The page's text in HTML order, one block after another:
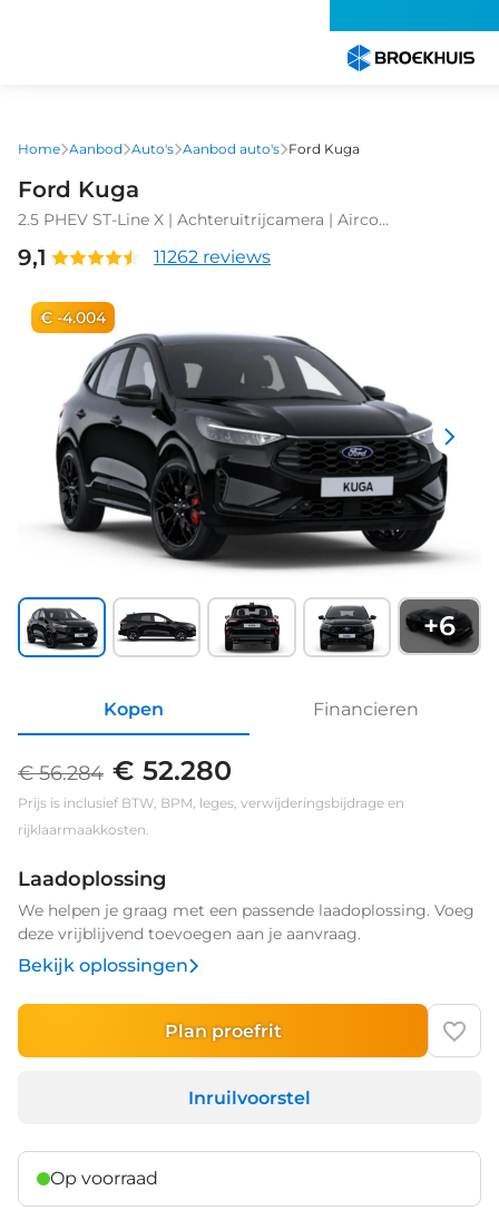
gaan
Home Aanbod Auto's Aanbod auto's Ford Kuga
Ford Kuga
2.5 PHEV ST-Line X | Achteruitrijcamera | Airco
Auto|telefoonintegratie premium
9,1 11262 reviews
€ -4.004
+6
Kopen Financieren
€ 56.284 € 52.280
Prijs is inclusief BTW, BPM, leges, verwijderingsbijdrage en
rijklaarmaakkosten.
Laadoplossing
We helpen je graag met een passende laadoplossing. Voeg
deze vrijblijvend toevoegen aan je aanvraag.
Bekijk oplossingen
Plan proefrit
Inruilvoorstel
Op voorraad